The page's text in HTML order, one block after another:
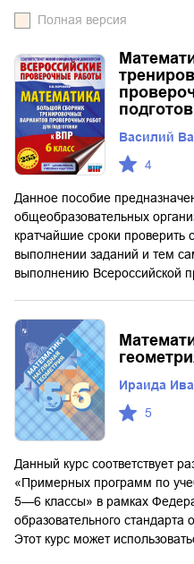
Полная версия
Василий
4
Данное пособие
общеобразовательных
кратчайшие сроки проверить
выполнении заданий и тем
выполнению Всероссийской
Ираида
5
Данный курс соответствует
«Примерных программ по
5—6 классы» в рамках
образовательного стандарта
Этот курс может